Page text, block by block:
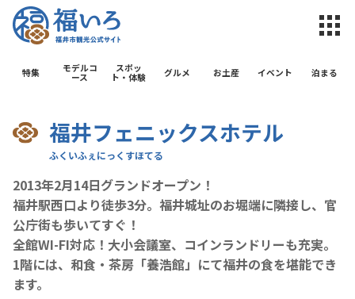
福井市観光
特集
モデルコ
ース
スポッ
ト・体験
グルメ お土産 イベント 泊まる
福井フェニックスホテル
2013年2月14日グランドオープン！
福井駅西口より徒歩3分。福井城址のお堀端に隣接し、官
公庁街も歩いてすぐ！
全館WI-FI対応！大小会議室、コインランドリーも充実。
1階には、和食・茶房「養浩館」にて福井の食を堪能でき
ます。